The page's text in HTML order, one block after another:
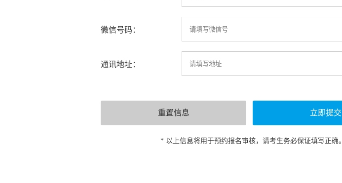
微信号码：
通讯地址：
* 以上信息将用于预约报名审核，请考生务必保证填写正确。